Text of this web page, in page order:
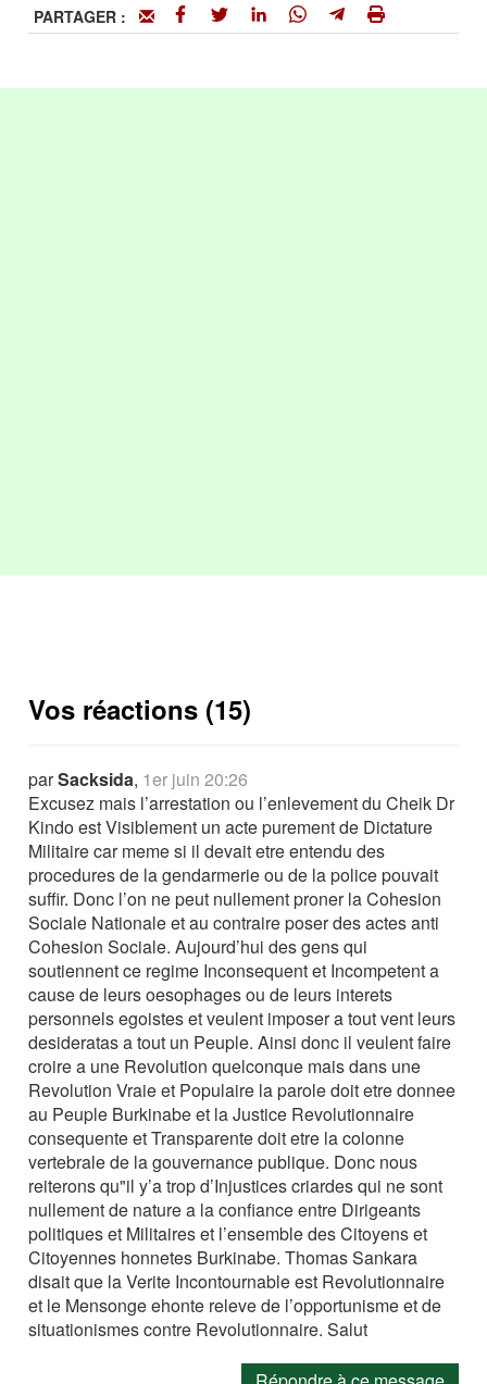
PARTAGER :
Vos réactions (15)
parSacksida, 1er juin 20:26
Excusez mais l’arrestation ou l’enlevement du Cheik Dr
Kindo est Visiblement un acte purement de Dictature
Militaire car meme si il devait etre entendu des
procedures de la gendarmerie ou de la police pouvait
suffir. Donc l’on ne peut nullement proner la Cohesion
Sociale Nationale et au contraire poser des actes anti
Cohesion Sociale. Aujourd’hui des gens qui
soutiennent ce regime Inconsequent et Incompetent a
cause de leurs oesophages ou de leurs interets
personnels egoistes et veulent imposer a tout vent leurs
desideratas a tout un Peuple. Ainsi donc il veulent faire
croire a une Revolution quelconque mais dans une
Revolution Vraie et Populaire la parole doit etre donnee
au Peuple Burkinabe et la Justice Revolutionnaire
consequente et Transparente doit etre la colonne
vertebrale de la gouvernance publique. Donc nous
reiterons qu"il y’a trop d’Injustices criardes qui ne sont
nullement de nature a la confiance entre Dirigeants
politiques et Militaires et l’ensemble des Citoyens et
Citoyennes honnetes Burkinabe. Thomas Sankara
disait que la Verite Incontournable est Revolutionnaire
et le Mensonge ehonte releve de l’opportunisme et de
situationismes contre Revolutionnaire. Salut